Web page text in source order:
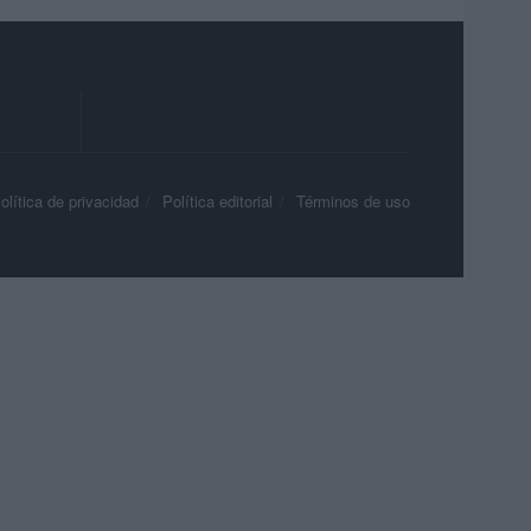
de privacidad Política editorial Términos de uso